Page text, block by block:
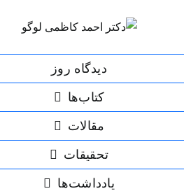
دیدگاه روز
کتاب‌ها
مقالات
تحقیقات
یادداشت‌ها